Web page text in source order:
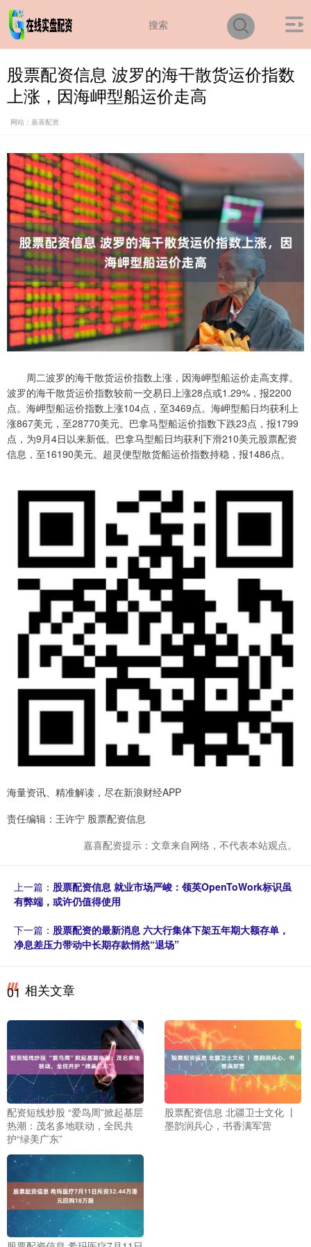
股票配资信息 波罗的海干散货运价指数
上涨，因海岬型船运价走高
网站：嘉喜配资
周二波罗的海干散货运价指数上涨，因海岬型船运价走高支撑。
波罗的海干散货运价指数较前一交易日上涨28点或1.29%，报2200
点。海岬型船运价指数上涨104点，至3469点。海岬型船日均获利上
涨867美元，至28770美元。巴拿马型船运价指数下跌23点，报1799
点，为9月4日以来新低。巴拿马型船日均获利下滑210美元股票配资
信息，至16190美元。超灵便型散货船运价指数持稳，报1486点。
海量资讯、精准解读，尽在新浪财经APP
责任编辑：王许宁 股票配资信息
嘉喜配资提示：文章来自网络，不代表本站观点。
上一篇： 股票配资信息 就业市场严峻：领英OpenToWork标识虽
有弊端，或许仍值得使用
下一篇： 股票配资的最新消息 六大行集体下架五年期大额存单，
净息差压力带动中长期存款悄然“退场”
01 相关文章
配资短线炒股 “爱鸟周”掀起基层
热潮：茂名多地联动，全民共
护“绿美广东”
股票配资信息 北疆卫士文化 丨
墨韵润兵心，书香满军营